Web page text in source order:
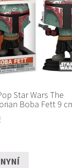
Star Wars The
Boba Fett 9